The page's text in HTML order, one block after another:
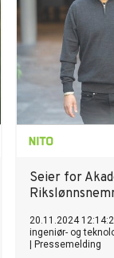
Seier for
20.11.2024
ingeniør- og
Pressemelding